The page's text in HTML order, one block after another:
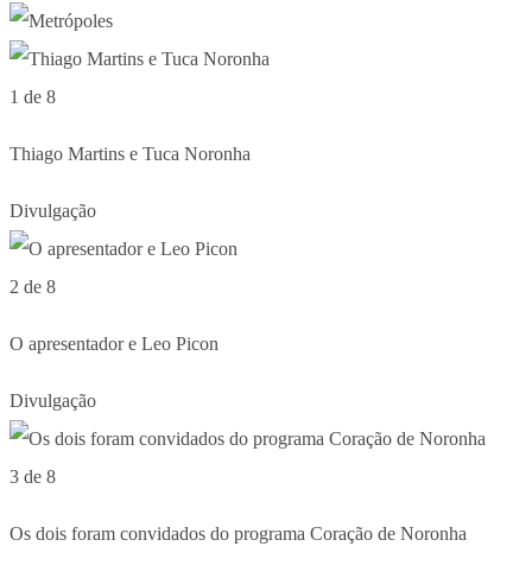
1 de 8
Thiago Martins e Tuca Noronha
Divulgação
2 de 8
O apresentador e Leo Picon
Divulgação
3 de 8
Os dois foram convidados do programa Coração de Noronha